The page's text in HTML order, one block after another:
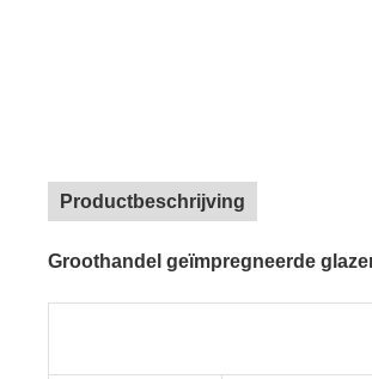
Productbeschrijving
Groothandel geïmpregneerde